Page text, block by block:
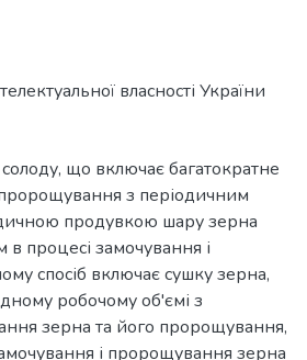
власності України
що включає багатократне
з періодичним
продувкою шару зерна
в процесі замочування і
спосіб включає сушку зерна,
робочому об'ємі з
зерна та його пророщування,
і пророщування зерна